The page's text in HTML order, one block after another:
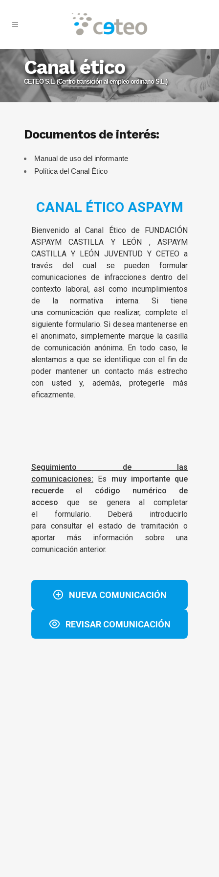
Canal ético
CETEO S.L. (Centro transición al empleo ordinario S.L.)
Documentos de interés:
Manual de uso del informante
Política del Canal Ético